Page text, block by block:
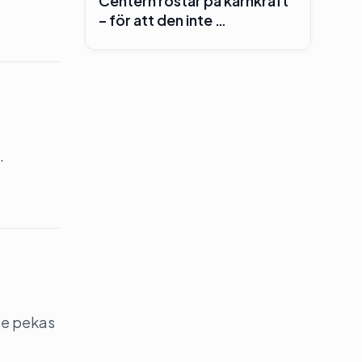
pekas
– för att den inte …